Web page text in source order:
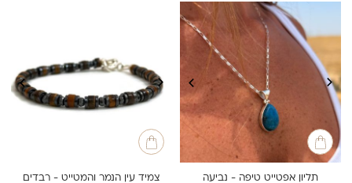
עד
תליון אפטייט טיפה - נביעה צמיד עין הנמר והמטייט - רבדים